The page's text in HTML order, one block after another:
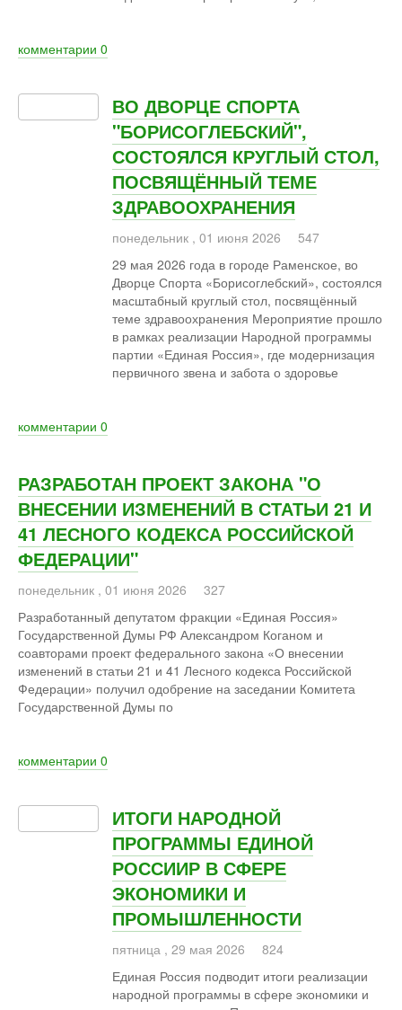
комментарии 0
ВО ДВОРЦЕ СПОРТА
"БОРИСОГЛЕБСКИЙ",
СОСТОЯЛСЯ КРУГЛЫЙ СТОЛ,
ПОСВЯЩЁННЫЙ ТЕМЕ
ЗДРАВООХРАНЕНИЯ
понедельник , 01 июня 2026
547
29 мая 2026 года в городе Раменское, во
Дворце Спорта «Борисоглебский», состоялся
масштабный круглый стол, посвящённый
теме здравоохранения Мероприятие прошло
в рамках реализации Народной программы
партии «Единая Россия», где модернизация
первичного звена и забота о здоровье
комментарии 0
РАЗРАБОТАН ПРОЕКТ ЗАКОНА "О
ВНЕСЕНИИ ИЗМЕНЕНИЙ В СТАТЬИ 21 И
41 ЛЕСНОГО КОДЕКСА РОССИЙСКОЙ
ФЕДЕРАЦИИ"
понедельник , 01 июня 2026
327
Разработанный депутатом фракции «Единая Россия»
Государственной Думы РФ Александром Коганом и
соавторами проект федерального закона «О внесении
изменений в статьи 21 и 41 Лесного кодекса Российской
Федерации» получил одобрение на заседании Комитета
Государственной Думы по
комментарии 0
ИТОГИ НАРОДНОЙ
ПРОГРАММЫ ЕДИНОЙ
РОССИИР В СФЕРЕ
ЭКОНОМИКИ И
ПРОМЫШЛЕННОСТИ
пятница , 29 мая 2026
824
Единая Россия подводит итоги реализации
народной программы в сфере экономики и